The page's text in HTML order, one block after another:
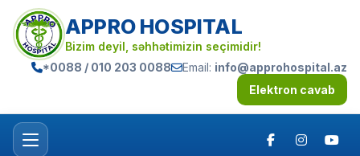
APPRO HOSPITAL
Bizim deyil, səhhətimizin seçimidir!
*0088 / 010 203 0088
Email: info@approhospital.az
Elektron cavab